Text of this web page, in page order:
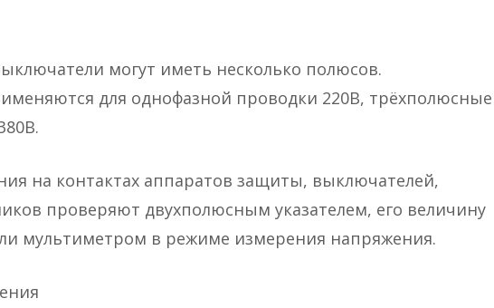
могут иметь несколько полюсов.
для однофазной проводки 220В, трёхполюсные
на контактах аппаратов защиты, выключателей,
проверяют двухполюсным указателем, его величину
мультиметром в режиме измерения напряжения.